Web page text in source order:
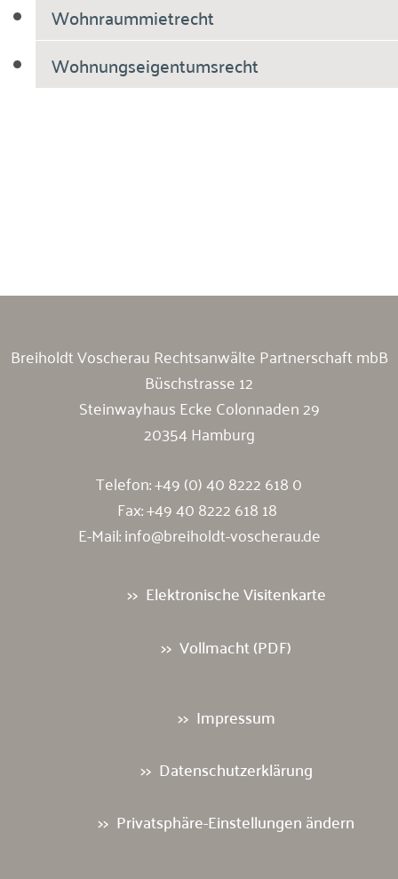
Wohnraummietrecht
Wohnungseigentumsrecht
Breiholdt Voscherau Rechtsanwälte Partnerschaft mbB
Büschstrasse 12
Steinwayhaus Ecke Colonnaden 29
20354 Hamburg
Telefon:+49 (0) 40 8222 618 0
Fax: +49 40 8222 618 18
E-Mail:info@breiholdt-voscherau.de
Elektronische Visitenkarte
Vollmacht (PDF)
Impressum
Datenschutzerklärung
Privatsphäre-Einstellungen ändern